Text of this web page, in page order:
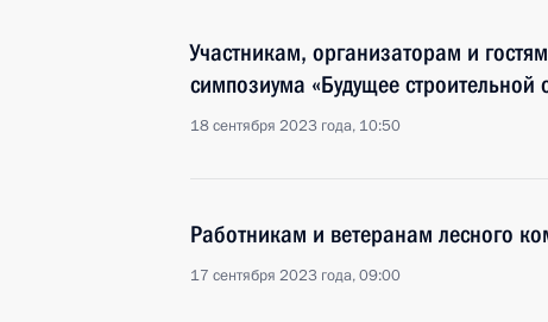
Участникам, организаторам и
симпозиума «Будущее
18 сентября 2023 года, 10:50
Работникам и ветеранам лесного
17 сентября 2023 года, 09:00